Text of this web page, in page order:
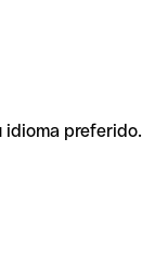
idioma preferido.